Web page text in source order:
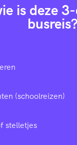
is deze
busreis?
(schoolreizen)
stelletjes